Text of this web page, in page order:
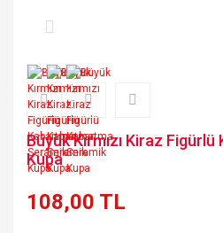
Büyük Kırmızı Kiraz
Kupa
108,00 TL